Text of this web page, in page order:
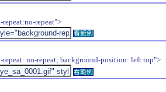
repeat">
看範例
no-repeat; background-position: left top">
看範例